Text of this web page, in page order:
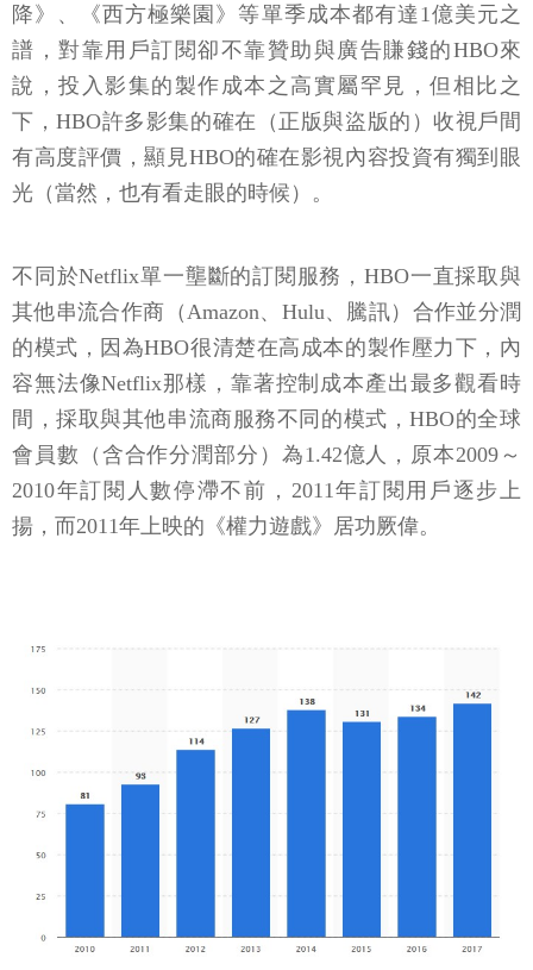
降》、《西方極樂園》等單季成本都有達1億美元之
譜，對靠用戶訂閱卻不靠贊助與廣告賺錢的HBO來
說，投入影集的製作成本之高實屬罕見，但相比之
下，HBO許多影集的確在（正版與盜版的）收視戶間
有高度評價，顯見HBO的確在影視內容投資有獨到眼
光（當然，也有看走眼的時候）。
不同於Netflix單一壟斷的訂閱服務，HBO一直採取與
其他串流合作商（Amazon、Hulu、騰訊）合作並分潤
的模式，因為HBO很清楚在高成本的製作壓力下，內
容無法像Netflix那樣，靠著控制成本產出最多觀看時
間，採取與其他串流商服務不同的模式，HBO的全球
會員數（含合作分潤部分）為1.42億人，原本2009～
2010年訂閱人數停滯不前，2011年訂閱用戶逐步上
揚，而2011年上映的《權力遊戲》居功厥偉。